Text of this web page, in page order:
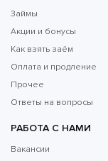
Займы
Акции и бонусы
Как взять заём
Оплата и продление
Прочее
Ответы на вопросы
РАБОТА С НАМИ
Вакансии